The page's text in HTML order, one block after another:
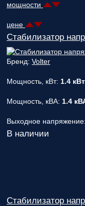
мощности
цене
Стабилизатор
Бренд: Volter
Мощность, кВт: 1.4 кВт
Мощность, кВА: 1.4
Выходное напряжение:
В наличии
Стабилизатор